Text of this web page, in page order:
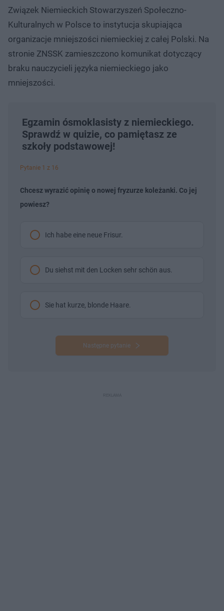
Związek Niemieckich Stowarzyszeń Społeczno-
Kulturalnych w Polsce to instytucja skupiająca
organizacje mniejszości niemieckiej z całej Polski. Na
stronie ZNSSK zamieszczono komunikat dotyczący
braku nauczycieli języka niemieckiego jako
mniejszości.
Egzamin ósmoklasisty z niemieckiego.
Sprawdź w quizie, co pamiętasz ze
szkoły podstawowej!
Pytanie 1 z 16
Chcesz wyrazić opinię o nowej fryzurze koleżanki. Co jej
powiesz?
Ich habe eine neue Frisur.
Du siehst mit den Locken sehr schön aus.
Sie hat kurze, blonde Haare.
Następne pytanie